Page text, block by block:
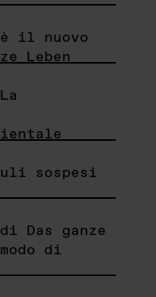
il nuovo
Leben
sospesi
Das ganze
di